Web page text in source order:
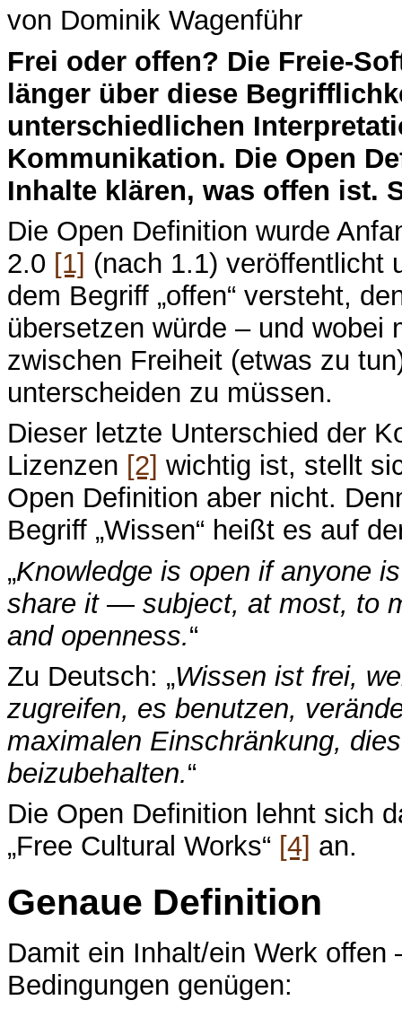
von Dominik Wagenführ
Frei oder offen? Die Freie-
länger über diese
unterschiedlichen
Kommunikation. Die Open
Inhalte klären, was offen ist.
Die Open Definition wurde
2.0 [1] (nach 1.1) veröffentlicht
dem Begriff „offen“ versteht,
übersetzen würde – und wobei
zwischen Freiheit (etwas zu
unterscheiden zu müssen.
Dieser letzte Unterschied der
Lizenzen [2] wichtig ist, stellt
Open Definition aber nicht.
Begriff „Wissen“ heißt es auf
„Knowledge is open if anyone
share it — subject, at most, to
and openness.“
Zu Deutsch: „Wissen ist frei,
zugreifen, es benutzen,
maximalen Einschränkung,
beizubehalten.“
Die Open Definition lehnt sich
„Free Cultural Works“ [4] an.
Genaue Definition
Damit ein Inhalt/ein Werk
Bedingungen genügen: